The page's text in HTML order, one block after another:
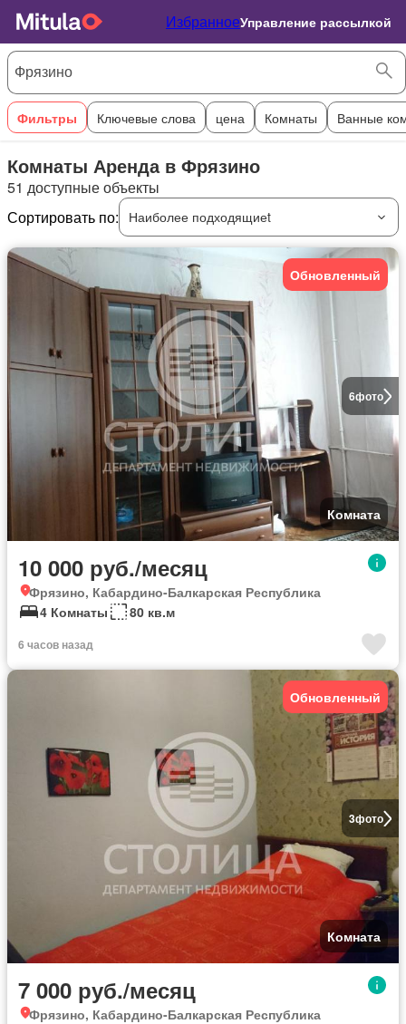
ИзбранноеУправление рассылкой
Фильтры Ключевые слова цена Комнаты Ванные
Комнаты Аренда в Фрязино
51 доступные объекты
Сортировать по:
Наиболее подходящиеt
6фото
Обновленный
Комната
10 000 руб./месяц
Фрязино, Кабардино-Балкарская Республика
4 Комнаты
80 кв.м
6 часов назад
3фото
Обновленный
Комната
7 000 руб./месяц
Фрязино, Кабардино-Балкарская Республика